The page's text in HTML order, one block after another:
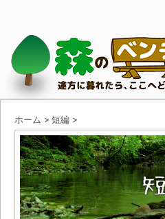
ホーム > 短編 >